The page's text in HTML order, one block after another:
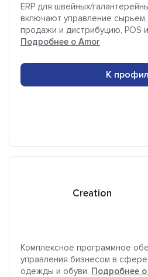
ERP для швейных/
включают управление
продажи и дистрибуцию, POS и
Подробнее о Amor
К
Creation
Комплексное программное
управления бизнесом в
одежды и обуви. Подробнее